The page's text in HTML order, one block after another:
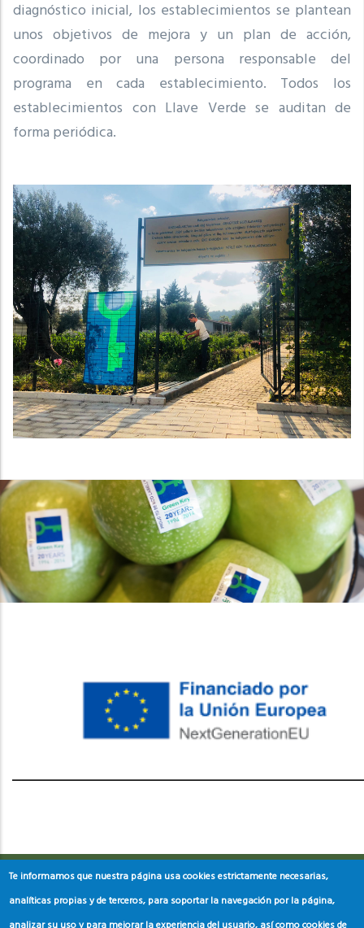
diagnóstico inicial, los establecimientos se plantean
unos objetivos de mejora y un plan de acción,
coordinado por una persona responsable del
programa en cada establecimiento. Todos los
establecimientos con Llave Verde se auditan de
forma periódica.
레딧 다운로드coloring pages printableinstagram reels
Te informamos que nuestra página usa cookies estrictamente necesarias,
analíticas propias y de terceros, para soportar la navegación por la página,